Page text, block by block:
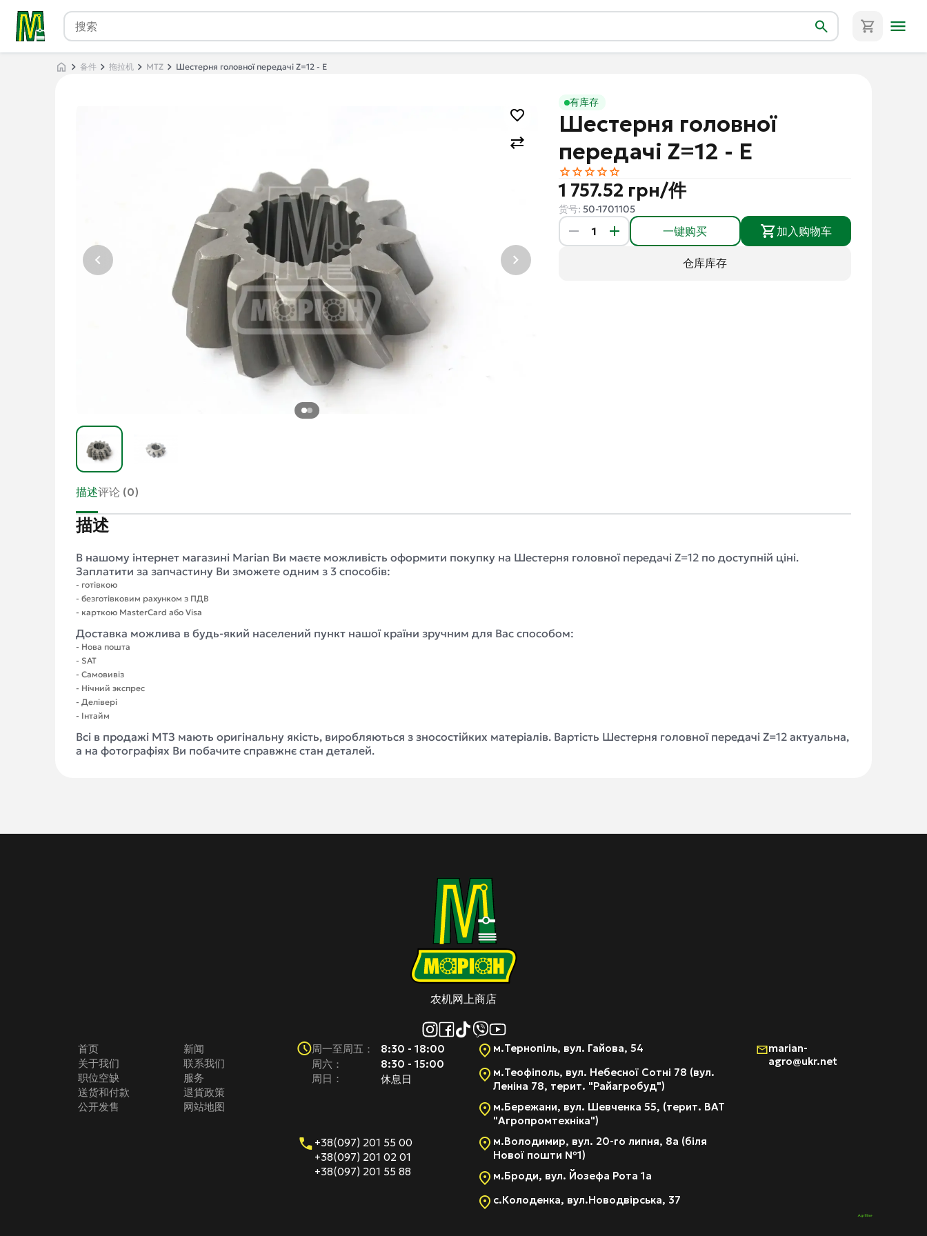
备件 拖拉机 MTZ Шестерня головної передачі Z=12 - E
有库存
Шестерня головної
передачі Z=12 - E
1 757.52 грн/件
货号: 50-1701105
一键购买 加入购物车
仓库库存
描述评论 (0)
描述
В нашому інтернет магазині Marian Ви маєте можливість оформити покупку на Шестерня головної передачі Z=12 по доступній ціні.
Заплатити за запчастину Ви зможете одним з 3 способів:
- готівкою
- безготівковим рахунком з ПДВ
- карткою MasterCard або Visa
Доставка можлива в будь-який населений пункт нашої країни зручним для Вас способом:
- Нова пошта
- SAT
- Самовивіз
- Нічний экспрес
- Делівері
- Інтайм
Всі в продажі МТЗ мають оригінальну якість, виробляються з зносостійких матеріалів. Вартість Шестерня головної передачі Z=12 актуальна,
а на фотографіях Ви побачите справжнє стан деталей.
农机网上商店
首页
关于我们
职位空缺
送货和付款
公开发售
新闻
联系我们
服务
退貨政策
网站地图
周一至周五：
周六：
周日：
8:30 - 18:00
8:30 - 15:00
休息日
+38(097) 201 55 00
+38(097) 201 02 01
+38(097) 201 55 88
м.Тернопіль, вул. Гайова, 54
м.Теофіполь, вул. Небесної Сотні 78 (вул.
Леніна 78, терит. "Райагробуд")
м.Бережани, вул. Шевченка 55, (терит. ВАТ
"Агропромтехніка")
м.Володимир, вул. 20-го липня, 8а (біля
Нової пошти №1)
м.Броди, вул. Йозефа Рота 1а
с.Колоденка, вул.Новодвірська, 37
marian-
agro@ukr.net